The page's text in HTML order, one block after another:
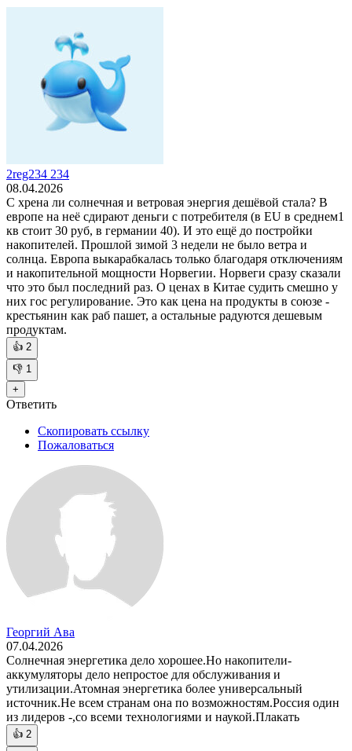
2reg234 234
08.04.2026
С хрена ли солнечная и ветровая энергия дешёвой стала? В
европе на неё сдирают деньги с потребителя (в EU в среднем1
кв стоит 30 руб, в германии 40). И это ещё до постройки
накопителей. Прошлой зимой 3 недели не было ветра и
солнца. Европа выкарабкалась только благодаря отключениям
и накопительной мощности Норвегии. Норвеги сразу сказали
что это был последний раз. О ценах в Китае судить смешно у
них гос регулирование. Это как цена на продукты в союзе -
крестьянин как раб пашет, а остальные радуются дешевым
продуктам.
👍 2
👎 1
+
Ответить
Скопировать ссылку
Пожаловаться
Георгий Ава
07.04.2026
Солнечная энергетика дело хорошее.Но накопители-
аккумуляторы дело непростое для обслуживания и
утилизации.Атомная энергетика более универсальный
источник.Не всем странам она по возможностям.Россия один
из лидеров -,со всеми технологиями и наукой.Плакать
👍 2